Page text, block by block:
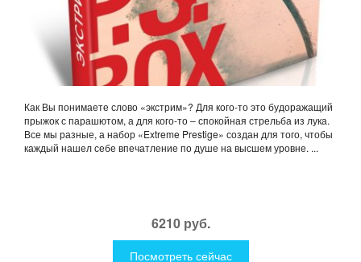
Как Вы понимаете слово «экстрим»? Для кого-то это будоражащий
прыжок с парашютом, а для кого-то – спокойная стрельба из лука.
Все мы разные, а набор «Extreme Prestige» создан для того, чтобы
каждый нашел себе впечатление по душе на высшем уровне. ...
6210 руб.
Посмотреть сейчас